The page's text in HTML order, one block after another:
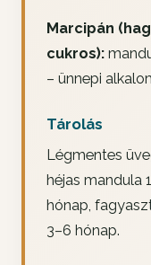
Marcipán
cukros):
– ünnepi
Tárolás
Légmentes
héjas mandula
hónap,
3–6 hónap.